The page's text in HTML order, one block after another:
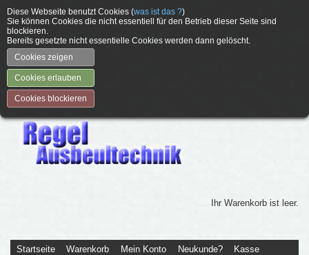
Diese Webseite benutzt Cookies (was ist das ?)
Sie können Cookies die nicht essentiell für den Betrieb dieser Seite sind
blockieren.
Bereits gesetzte nicht essentielle Cookies werden dann gelöscht.
Cookies zeigen
Cookies erlauben
Cookies blockieren
Ihr Warenkorb ist leer.
Startseite Warenkorb Mein Konto Neukunde?
Kasse